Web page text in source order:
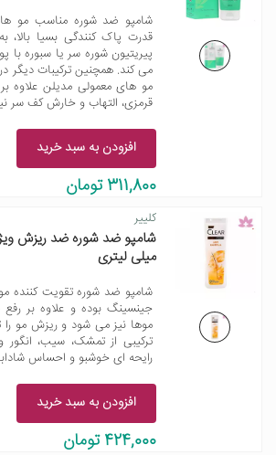
شامپو ضد شوره مناسب مو
قدرت پاک کنندگی بسیا بالا،
پیریتیون شوره سر یا سبوره با
می کند. همچنین ترکیبات دیگر
مو های معمولی مدیلن علاوه
قرمزی، التهاب و خارش کف سر
افزودن به سبد خرید
311,800 تومان
کلییر
میلی لیتری
شامپو ضد شوره تقویت کننده مو
جینسینگ بوده و علاوه بر
ترکیبی از تمشک، سیب،
رایحه ای خوشبو و احساس
افزودن به سبد خرید
424,000 تومان